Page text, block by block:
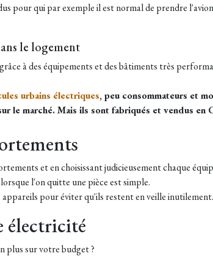
pour qui par exemple il est normal de prendre
le logement
à des équipements et des bâtiments très
urbains électriques, peu consommateurs et
le marché. Mais ils sont fabriqués et vendus en
et en choisissant judicieusement chaque
l'on quitte une pièce est simple.
pour éviter qu'ils restent en veille inutilement.
électricité
plus sur votre budget ?